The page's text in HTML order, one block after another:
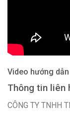
Video hướng
Thông tin liên
CÔNG TY TNHH